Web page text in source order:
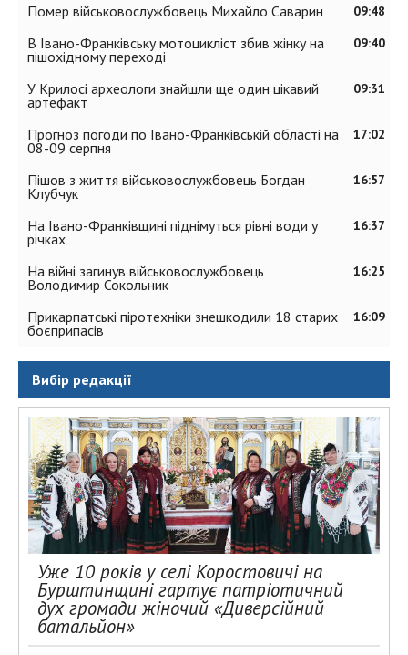
09:48
Помер військовослужбовець Михайло Саварин
09:40
В Івано-Франківську мотоцикліст збив жінку на
пішохідному переході
09:31
У Крилосі археологи знайшли ще один цікавий
артефакт
17:02
Прогноз погоди по Івано-Франківській області на
08-09 серпня
16:57
Пішов з життя військовослужбовець Богдан
Клубчук
16:37
На Івано-Франківщині піднімуться рівні води у
річках
16:25
На війні загинув військовослужбовець
Володимир Сокольник
16:09
Прикарпатські піротехніки знешкодили 18 старих
боєприпасів
Вибір редакції
Уже 10 років у селі Коростовичі на
Бурштинщині гартує патріотичний
дух громади жіночий «Диверсійний
батальйон»